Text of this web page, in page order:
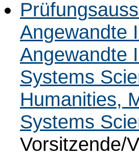
Angewandte
Angewandte
Systems
Humanities,
Systems
Vorsitzende/